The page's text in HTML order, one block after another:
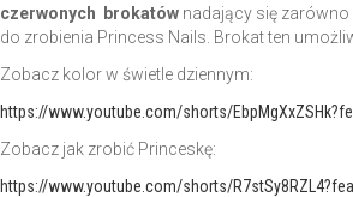
czerwonych brokatów nadający się zarówno
do zrobienia Princess Nails. Brokat ten
Zobacz kolor w świetle dziennym:
https://www.youtube.com/shorts/
Zobacz jak zrobić Princeskę:
https://www.youtube.com/shorts/